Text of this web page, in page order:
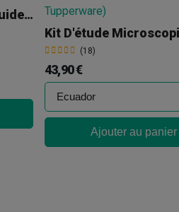
Seringue De Culture Liquide Hillbilly Pumpkin
(18)
43,90 €
Ajouter au panier